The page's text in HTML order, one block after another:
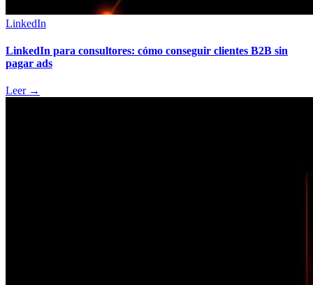
LinkedIn
LinkedIn para consultores: cómo conseguir clientes B2B sin
pagar ads
Leer →